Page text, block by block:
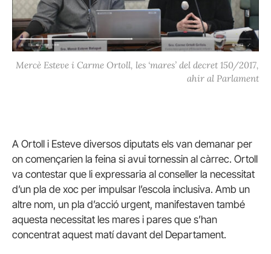
Mercè Esteve i Carme Ortoll, les ‘mares’ del decret 150/2017,
ahir al Parlament
A Ortoll i Esteve diversos diputats els van demanar per
on començarien la feina si avui tornessin al càrrec. Ortoll
va contestar que li expressaria al conseller la necessitat
d’un pla de xoc per impulsar l’escola inclusiva. Amb un
altre nom, un pla d’acció urgent, manifestaven també
aquesta necessitat les mares i pares que s’han
concentrat aquest matí davant del Departament.